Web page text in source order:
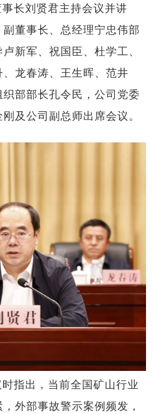
长刘贤君主持会议并讲
董事长、总经理宁忠伟部
新军、祝国臣、杜学工、
龙春涛、王生晖、范井
部部长孔令民，公司党委
及公司副总师出席会议。
指出，当前全国矿山行业
外部事故警示案例频发，